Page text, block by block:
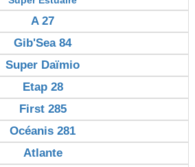
A 27
Gib'Sea 84
Super Daïmio
Etap 28
First 285
Océanis 281
Atlante